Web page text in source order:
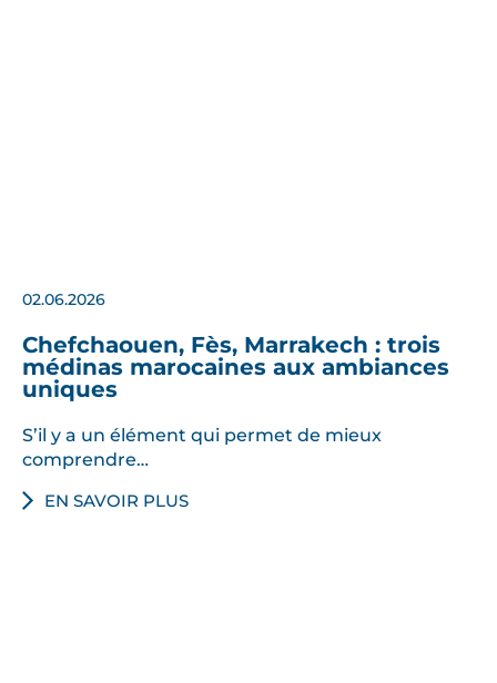
02.06.2026
Chefchaouen, Fès, Marrakech : trois
médinas marocaines aux ambiances
uniques
S’il y a un élément qui permet de mieux
comprendre…
EN SAVOIR PLUS